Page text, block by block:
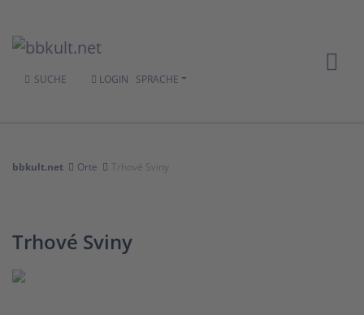
SUCHE LOGIN SPRACHE
bbkult.net Orte Trhové Sviny
Trhové Sviny